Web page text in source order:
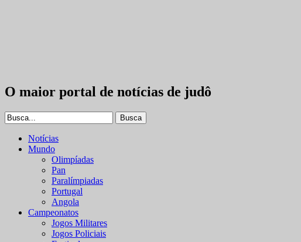
O maior portal de notícias de judô
Notícias
Mundo
Olimpíadas
Pan
Paralímpiadas
Portugal
Angola
Campeonatos
Jogos Militares
Jogos Policiais